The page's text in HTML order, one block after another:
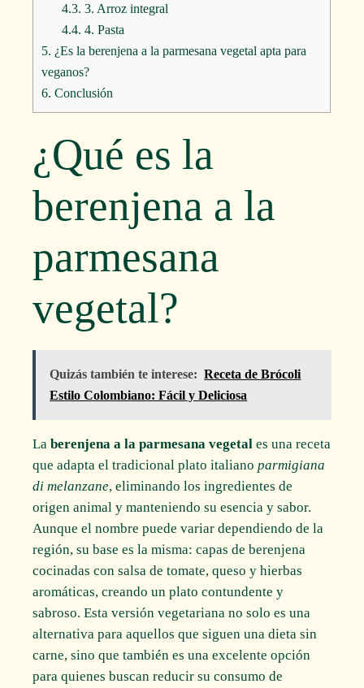
4.3. 3. Arroz integral
4.4. 4. Pasta
5. ¿Es la berenjena a la parmesana vegetal apta para
veganos?
6. Conclusión
¿Qué es la
berenjena a la
parmesana
vegetal?
Quizás también te interese: Receta de Brócoli
Estilo Colombiano: Fácil y Deliciosa
Laberenjena a la parmesana vegetal es una receta
que adapta el tradicional plato italianoparmigiana
di melanzane, eliminando los ingredientes de
origen animal y manteniendo su esencia y sabor.
Aunque el nombre puede variar dependiendo de la
región, su base es la misma: capas de berenjena
cocinadas con salsa de tomate, queso y hierbas
aromáticas, creando un plato contundente y
sabroso. Esta versión vegetariana no solo es una
alternativa para aquellos que siguen una dieta sin
carne, sino que también es una excelente opción
para quienes buscan reducir su consumo de